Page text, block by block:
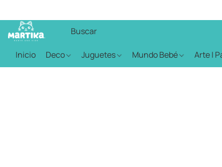
Inicio Deco Juguetes Mundo Bebé Arte |